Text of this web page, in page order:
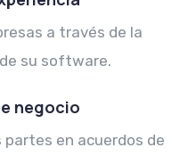
a través de la
su software.
negocio
en acuerdos de